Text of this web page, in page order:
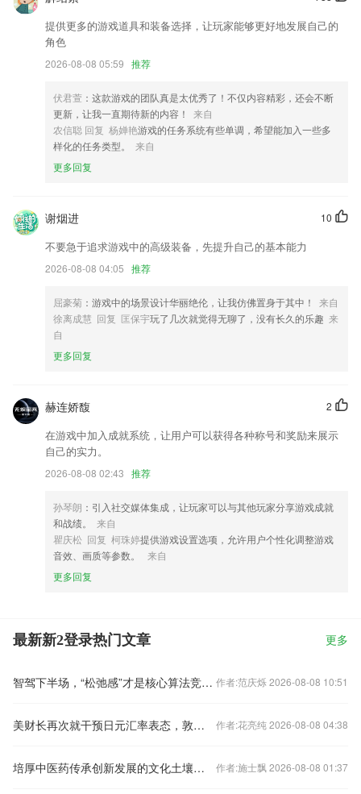
最新新2登录更新了什么?
优化了整体性能，体验更顺畅
修复已知bug优化用户体验
页面用户操作体验优化
验证码登录及区块链评分协议更新优化
可打印每日店员日报
万顺顺风车1周年活动上线，超多惊喜活动等您参与
进行打分评论，说出您的使用经历，以帮助我们更好的对产品进行优化修
改。
提供更多的游戏道具和装备选择，让玩家能够更好地发展自己的
角色
2026-08-08 05:59 推荐
伏君萱 ：这款游戏的团队真是太优秀了！不仅内容精彩，还会不断
更新，让我一直期待新的内容！
来自
农信聪 回复 杨婵艳游戏的任务系统有些单调，希望能加入一些多
样化的任务类型。
来自
更多回复
10
谢烟进
不要急于追求游戏中的高级装备，先提升自己的基本能力
2026-08-08 04:05 推荐
屈豪菊 ：游戏中的场景设计华丽绝伦，让我仿佛置身于其中！
来自
徐离成慧 回复 匡保宇玩了几次就觉得无聊了，没有长久的乐趣 来
自
更多回复
2
赫连娇馥
在游戏中加入成就系统，让用户可以获得各种称号和奖励来展示
自己的实力。
2026-08-08 02:43 推荐
孙琴朗 ：引入社交媒体集成，让玩家可以与其他玩家分享游戏成就
和战绩。
来自
瞿庆松 回复 柯珠婷提供游戏设置选项，允许用户个性化调整游戏
音效、画质等参数。
来自
更多回复
最新新2登录热门文章 更多
智驾下半场，“松弛感”才是核心算法竞争力的试金石 作者:范庆烁 2026-08-08 10:51
美财长再次就干预日元汇率表态，敦促日本央行加息 作者:花亮纯 2026-08-08 04:38
培厚中医药传承创新发展的文化土壤（人民时评） 作者:施士飘 2026-08-08 01:37